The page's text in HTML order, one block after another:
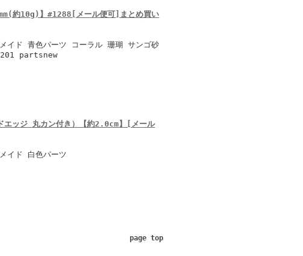
約10g)】#1288[メール便可]まとめ買い
イド 青色パーツ コーラル 珊瑚 サンゴ砂
partsnew
ッジ 丸カン付き）【約2.0cm】[メール
イド 白色パーツ
page top